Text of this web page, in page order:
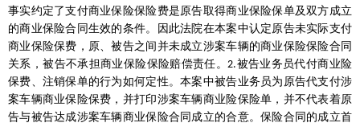
事实约定了支付商业保险保险费是原告取得商业保险保单及双方成立
的商业保险合同生效的条件。因此法院在本案中认定原告未实际支付
商业保险保费，原、被告之间并未成立涉案车辆的商业保险保险合同
关系，被告不承担商业保险保险赔偿责任。 2.被告业务员代付商业险
保费、注销保单的行为如何定性。本案中被告业务员为原告代支付涉
案车辆商业保险保费，并打印涉案车辆商业险保险单，并不代表着原
告与被告达成涉案车辆商业保险合同成立的合意。保险合同的成立首